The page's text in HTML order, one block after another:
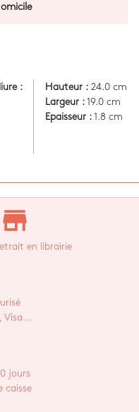
:
Hauteur :24.0 cm
Largeur :19.0 cm
Epaisseur :1.8 cm
store_mall_directory
en librairie
Visa...
jours
caisse